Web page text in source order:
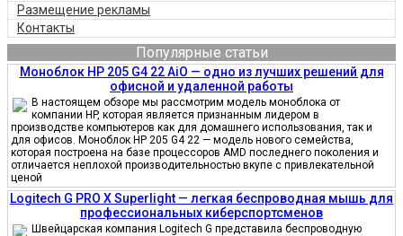
Размещение рекламы
Контакты
Популярные статьи
Моноблок HP 205 G4 22 AiO — одно из лучших решений для
офисной и удаленной работы
В настоящем обзоре мы рассмотрим модель моноблока от
компании HP, которая является признанным лидером в
производстве компьютеров как для домашнего использования, так и
для офисов. Моноблок HP 205 G4 22 — модель нового семейства,
которая построена на базе процессоров AMD последнего поколения и
отличается неплохой производительностью вкупе с привлекательной
ценой
Logitech G PRO X Superlight — легкая беспроводная мышь для
профессиональных киберспортсменов
Швейцарская компания Logitech G представила беспроводную